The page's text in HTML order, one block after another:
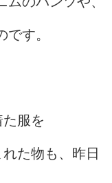
す。
服を
た物も、昨日